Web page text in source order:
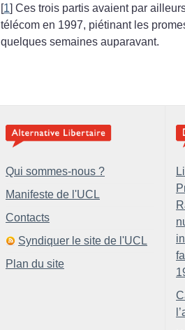
[1] Ces trois partis avaient par
télécom en 1997, piétinant les
quelques semaines auparavant.
Qui sommes-nous ?
Manifeste de l'UCL
Contacts
Syndiquer le site de l'UCL
Plan du site